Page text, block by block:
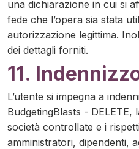
una dichiarazione in cui si
fede che l’opera sia stata
autorizzazione legittima.
dei dettagli forniti.
11.
L’utente si impegna a
BudgetingBlasts - DELETE,
società controllate e i
amministratori, dipendenti,